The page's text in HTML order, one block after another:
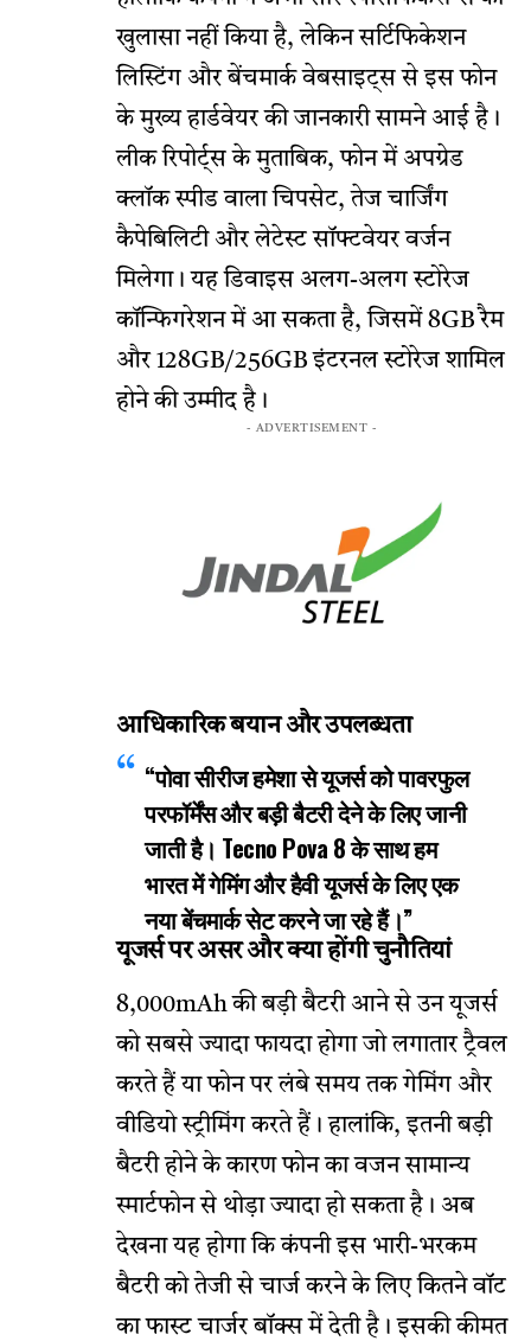
खुलासा नहीं किया है, लेकिन सर्टिफिकेशन
लिस्टिंग और बेंचमार्क वेबसाइट्स से इस फोन
के मुख्य हार्डवेयर की जानकारी सामने आई है।
लीक रिपोर्ट्स के मुताबिक, फोन में अपग्रेड
क्लॉक स्पीड वाला चिपसेट, तेज चार्जिंग
कैपेबिलिटी और लेटेस्ट सॉफ्टवेयर वर्जन
मिलेगा। यह डिवाइस अलग-अलग स्टोरेज
कॉन्फिगरेशन में आ सकता है, जिसमें 8GB रैम
और 128GB/256GB इंटरनल स्टोरेज शामिल
होने की उम्मीद है।
- ADVERTISEMENT -
आधिकारिक बयान और उपलब्धता
“पोवा सीरीज हमेशा से यूजर्स को पावरफुल
परफॉर्मेंस और बड़ी बैटरी देने के लिए जानी
जाती है। Tecno Pova 8 के साथ हम
भारत में गेमिंग और हैवी यूजर्स के लिए एक
नया बेंचमार्क सेट करने जा रहे हैं।”
यूजर्स पर असर और क्या होंगी चुनौतियां
8,000mAh की बड़ी बैटरी आने से उन यूजर्स
को सबसे ज्यादा फायदा होगा जो लगातार ट्रैवल
करते हैं या फोन पर लंबे समय तक गेमिंग और
वीडियो स्ट्रीमिंग करते हैं। हालांकि, इतनी बड़ी
बैटरी होने के कारण फोन का वजन सामान्य
स्मार्टफोन से थोड़ा ज्यादा हो सकता है। अब
देखना यह होगा कि कंपनी इस भारी-भरकम
बैटरी को तेजी से चार्ज करने के लिए कितने वॉट
का फास्ट चार्जर बॉक्स में देती है। इसकी कीमत